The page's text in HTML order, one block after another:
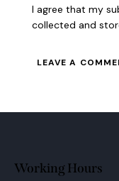
I agree that my
collected and
Working Hours